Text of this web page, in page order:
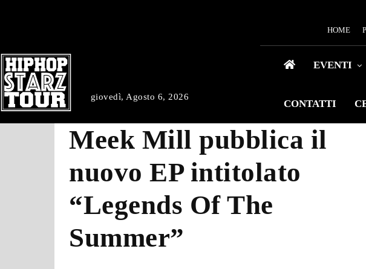
giovedì, Agosto 6, 2026
HOME
EVENTI
CONTATTI
Meek Mill pubblica il
nuovo EP intitolato
“Legends Of The
Summer”